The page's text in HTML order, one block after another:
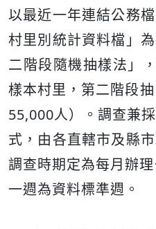
以最近一年連結公務
村里別統計資料檔」
二階段隨機抽樣法」
樣本村里，第二階段
55,000人）。調查兼
式，由各直轄市及縣
調查時期定為每月辦
一週為資料標準週。